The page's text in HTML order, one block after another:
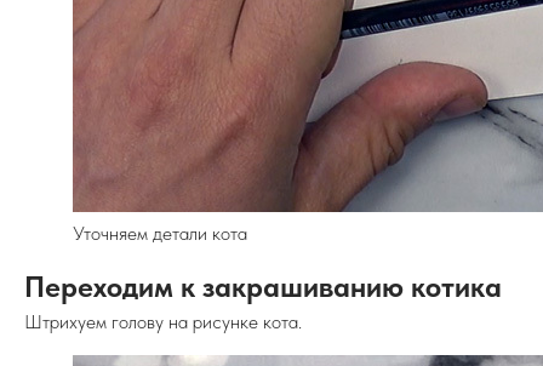
Уточняем детали кота
Переходим к закрашиванию котика
Штрихуем голову на рисунке кота.